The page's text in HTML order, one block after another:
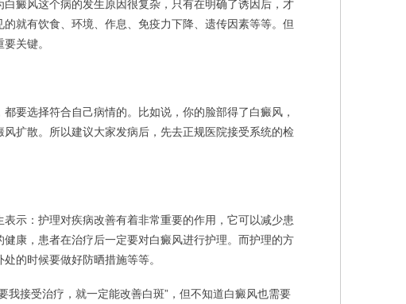
风这个病的发生原因很复杂，只有在明确了诱因后，才
就有饮食、环境、作息、免疫力下降、遗传因素等等。但
关键。
选择符合自己病情的。比如说，你的脸部得了白癜风，
扩散。所以建议大家发病后，先去正规医院接受系统的检
：护理对疾病改善有着非常重要的作用，它可以减少患
康，患者在治疗后一定要对白癜风进行护理。而护理的方
的时候要做好防晒措施等等。
接受治疗，就一定能改善白斑”，但不知道白癜风也需要